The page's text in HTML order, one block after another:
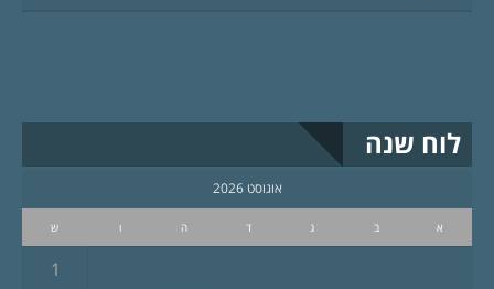
לוח שנה
אוגוסט 2026
א ב ג ד ה ו ש
1